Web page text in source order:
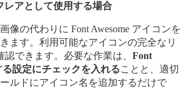
レアとして使用する場合
像の代わりに Font Awesome アイコンを
ます。利用可能なアイコンの完全なリ
認できます。必要な作業は、 Font
る設定にチェックを入れることと、適切
ルドにアイコン名を追加するだけで